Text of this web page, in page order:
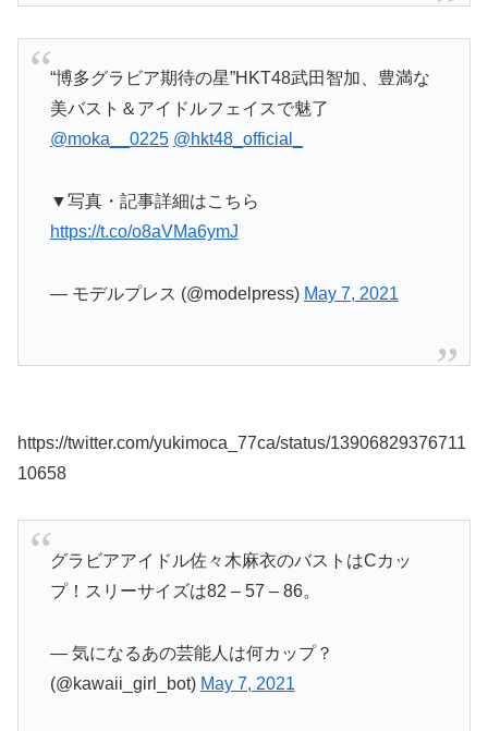
“博多グラビア期待の星”HKT48武田智加、豊満な
美バスト＆アイドルフェイスで魅了
@moka__0225 @hkt48_official_
▼写真・記事詳細はこちら
https://t.co/o8aVMa6ymJ
— モデルプレス (@modelpress) May 7, 2021
https://twitter.com/yukimoca_77ca/status/13906829376711
10658
グラビアアイドル佐々木麻衣のバストはCカッ
プ！スリーサイズは82 – 57 – 86。
— 気になるあの芸能人は何カップ？
(@kawaii_girl_bot) May 7, 2021